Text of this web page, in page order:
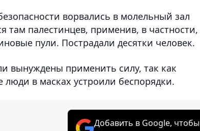
ворвались в молельный зал
там палестинцев, применив, в частности,
пули. Пострадали десятки человек.
вынуждены применить силу, так как
в масках устроили беспорядки.
Добавить в Google, чтобы